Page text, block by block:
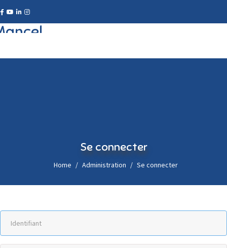
Se connecter
Home Administration Se connecter